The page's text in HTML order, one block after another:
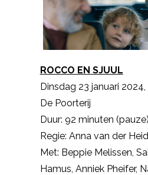
ROCCO EN SJUUL
Dinsdag 23 januari 2024,
De Poorterij
Duur: 92 minuten (pauze)
Regie: Anna van der
Met: Beppie Melissen,
Hamus, Anniek Pheifer,